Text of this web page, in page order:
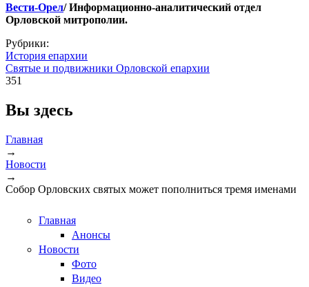
Вести-Орел/ Информационно-аналитический отдел
Орловской митрополии.
Рубрики:
История епархии
Святые и подвижники Орловской епархии
351
Вы здесь
Главная
→
Новости
→
Собор Орловских святых может пополниться тремя именами
Главная
Анонсы
Новости
Фото
Видео